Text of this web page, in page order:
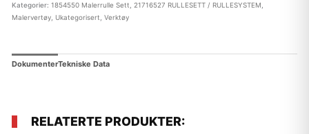
Kategorier: 1854550 Malerrulle Sett 21716527 RULLESETT / RULLESYSTEM
Malervertøy, Ukategorisert Verktøy
DokumenterTekniske Data
RELATERTE PRODUKTER: